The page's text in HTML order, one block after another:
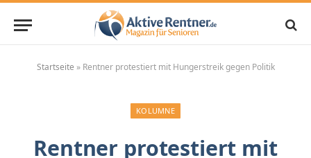
Startseite » Rentner protestiert mit Hungerstreik gegen Politik
KOLUMNE
Rentner protestiert mit